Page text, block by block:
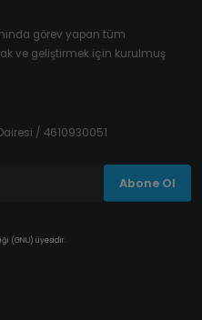
görev yapan tüm
ve geliştirmek için kurulmuş
/ 4610930051
Abone Ol
(GNU) üyesidir.